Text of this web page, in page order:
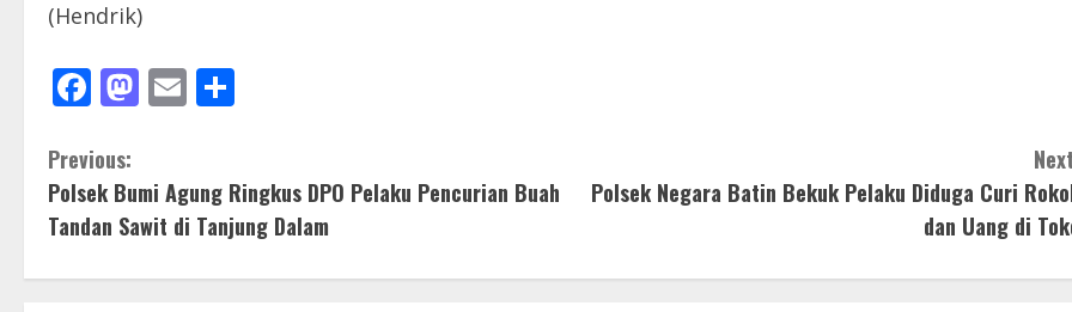
(Hendrik)
Facebook
Mastodon
Email
C
o
n
Previous:
Polsek Bumi Agung Ringkus DPO Pelaku Pencurian Buah
Tandan Sawit di Tanjung Dalam
Polsek Negara Batin Bekuk Pelaku Diduga Curi
dan Uang di